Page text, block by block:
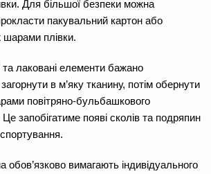
Для більшої безпеки можна
пакувальний картон або
шарами плівки.
та лаковані елементи бажано
в м’яку тканину, потім обернути
повітряно-бульбашкового
запобігатиме появі сколів та подряпин
обов’язково вимагають індивідуального